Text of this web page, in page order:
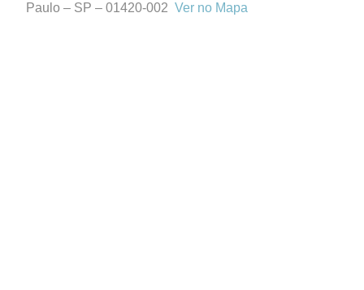
Paulo – SP – 01420-002 Ver no Mapa